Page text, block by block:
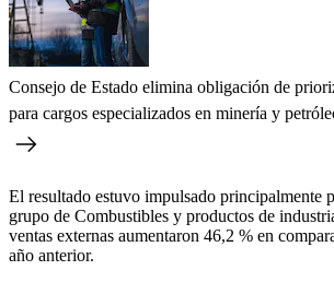
Consejo de Estado elimina obligación de
para cargos especializados en minería y
El resultado estuvo impulsado principalmente
grupo de Combustibles y productos de
ventas externas aumentaron 46,2 % en
año anterior.